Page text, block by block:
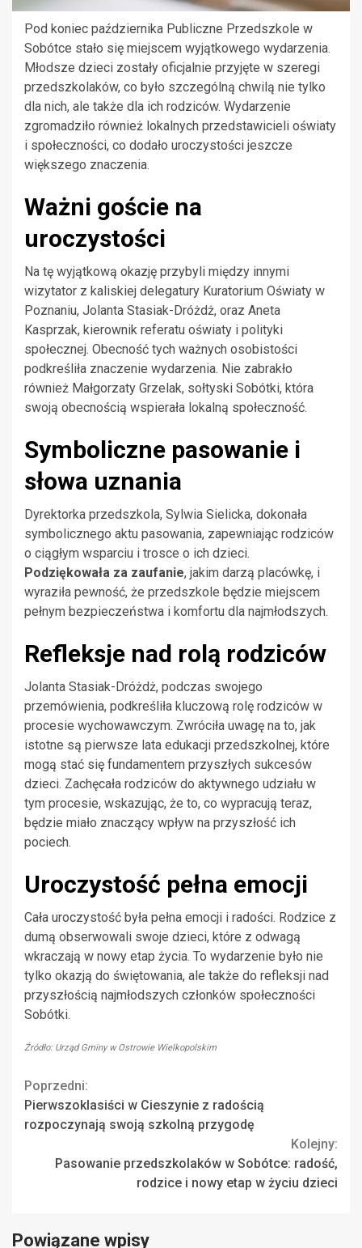
Pod koniec października Publiczne Przedszkole w
Sobótce stało się miejscem wyjątkowego wydarzenia.
Młodsze dzieci zostały oficjalnie przyjęte w szeregi
przedszkolaków, co było szczególną chwilą nie tylko
dla nich, ale także dla ich rodziców. Wydarzenie
zgromadziło również lokalnych przedstawicieli oświaty
i społeczności, co dodało uroczystości jeszcze
większego znaczenia.
Ważni goście na
uroczystości
Na tę wyjątkową okazję przybyli między innymi
wizytator z kaliskiej delegatury Kuratorium Oświaty w
Poznaniu, Jolanta Stasiak-Dróżdż, oraz Aneta
Kasprzak, kierownik referatu oświaty i polityki
społecznej. Obecność tych ważnych osobistości
podkreśliła znaczenie wydarzenia. Nie zabrakło
również Małgorzaty Grzelak, sołtyski Sobótki, która
swoją obecnością wspierała lokalną społeczność.
Symboliczne pasowanie i
słowa uznania
Dyrektorka przedszkola, Sylwia Sielicka, dokonała
symbolicznego aktu pasowania, zapewniając rodziców
o ciągłym wsparciu i trosce o ich dzieci.
Podziękowała za zaufanie, jakim darzą placówkę, i
wyraziła pewność, że przedszkole będzie miejscem
pełnym bezpieczeństwa i komfortu dla najmłodszych.
Refleksje nad rolą rodziców
Jolanta Stasiak-Dróżdż, podczas swojego
przemówienia, podkreśliła kluczową rolę rodziców w
procesie wychowawczym. Zwróciła uwagę na to, jak
istotne są pierwsze lata edukacji przedszkolnej, które
mogą stać się fundamentem przyszłych sukcesów
dzieci. Zachęcała rodziców do aktywnego udziału w
tym procesie, wskazując, że to, co wypracują teraz,
będzie miało znaczący wpływ na przyszłość ich
pociech.
Uroczystość pełna emocji
Cała uroczystość była pełna emocji i radości. Rodzice z
dumą obserwowali swoje dzieci, które z odwagą
wkraczają w nowy etap życia. To wydarzenie było nie
tylko okazją do świętowania, ale także do refleksji nad
przyszłością najmłodszych członków społeczności
Sobótki.
Źródło: Urząd Gminy w Ostrowie Wielkopolskim
Continue
Reading
Poprzedni:
Pierwszoklasiści w Cieszynie z radością
rozpoczynają swoją szkolną przygodę
Kolejny:
Pasowanie przedszkolaków w Sobótce: radość,
rodzice i nowy etap w życiu dzieci
Powiązane wpisy